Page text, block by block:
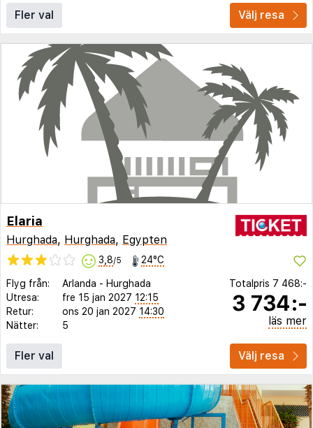
Fler val Välj resa
Elaria
Hurghada, Hurghada, Egypten
3,8/5 24°C
Flyg från: Arlanda - Hurghada
Utresa:
fre 15 jan 2027 12:15
Retur:
ons 20 jan 2027 14:30
Nätter:
5
Totalpris 7 468:-
3 734:-
läs mer
Fler val Välj resa